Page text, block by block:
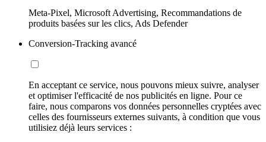
Meta-Pixel, Microsoft Advertising, Recommandations de
produits basées sur les clics, Ads Defender
Conversion-Tracking avancé
En acceptant ce service, nous pouvons mieux suivre, analyser
et optimiser l'efficacité de nos publicités en ligne. Pour ce
faire, nous comparons vos données personnelles cryptées avec
celles des fournisseurs externes suivants, à condition que vous
utilisiez déjà leurs services :